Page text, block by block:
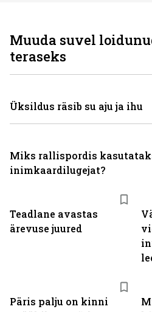
Teadlane avastas
ärevuse juured
Päris palju on kinni
Muuda suvel
teraseks
Üksildus räsib su aju ja ihu
Miks rallispordis
inimkaardilugejat?